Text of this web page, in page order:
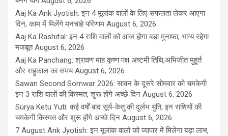
Aaj Ka Ank Jyotish: इन 4 मूलांक वालों के लिए सफलता लेकर आएगा
दिन, काम में मिलेंगे मनचाहे परिणाम August 6, 2026
Aaj Ka Rashifal: इन 4 राशि वालों को आज होगा बड़ा मुनाफा, भाग्य रहेगा
मजबूत August 6, 2026
Aaj Ka Panchang: श्रावण माह कृष्ण पक्ष अष्टमी तिथि,अभिजीत मुहूर्त
और राहुकाल का समय August 6, 2026
Sawan Second Somwar 2026: सावन के दूसरे सोमवार को चमकेगी
इन 3 राशि वालों की किस्मत, शुरू होंगे अच्छे दिन August 6, 2026
Surya Ketu Yuti: कई वर्षों बाद सूर्य-केतु की दुर्लभ युति, इन राशियों की
चमकेगी किस्मत और शुरू होंगे अच्छे दिन August 6, 2026
7 August Ank Jyotish: इन मूलांक वालों को व्यापार में मिलेगा बड़ा लाभ,